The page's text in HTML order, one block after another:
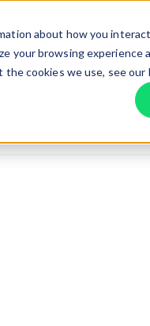
about how you
your browsing experience
cookies we use, see our
Taxi Show submenu
Business